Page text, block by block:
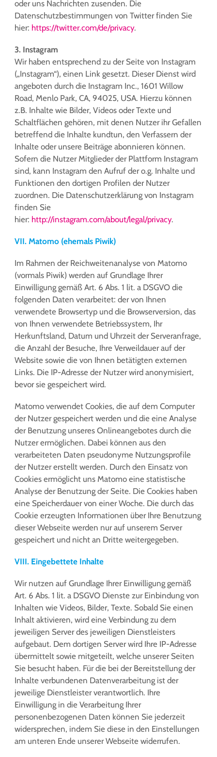
oder uns Nachrichten zusenden. Die
Datenschutzbestimmungen von Twitter finden Sie
hier: https://twitter.com/de/privacy.
3. Instagram
Wir haben entsprechend zu der Seite von Instagram
(„Instagram“), einen Link gesetzt. Dieser Dienst wird
angeboten durch die Instagram Inc., 1601 Willow
Road, Menlo Park, CA, 94025, USA. Hierzu können
z.B. Inhalte wie Bilder, Videos oder Texte und
Schaltflächen gehören, mit denen Nutzer ihr Gefallen
betreffend die Inhalte kundtun, den Verfassern der
Inhalte oder unsere Beiträge abonnieren können.
Sofern die Nutzer Mitglieder der Plattform Instagram
sind, kann Instagram den Aufruf der o.g. Inhalte und
Funktionen den dortigen Profilen der Nutzer
zuordnen. Die Datenschutzerklärung von Instagram
finden Sie
hier: http://instagram.com/about/legal/privacy.
VII. Matomo (ehemals Piwik)
Im Rahmen der Reichweitenanalyse von Matomo
(vormals Piwik) werden auf Grundlage Ihrer
Einwilligung gemäß Art. 6 Abs. 1 lit. a DSGVO die
folgenden Daten verarbeitet: der von Ihnen
verwendete Browsertyp und die Browserversion, das
von Ihnen verwendete Betriebssystem, Ihr
Herkunftsland, Datum und Uhrzeit der Serveranfrage,
die Anzahl der Besuche, Ihre Verweildauer auf der
Website sowie die von Ihnen betätigten externen
Links. Die IP-Adresse der Nutzer wird anonymisiert,
bevor sie gespeichert wird.
Matomo verwendet Cookies, die auf dem Computer
der Nutzer gespeichert werden und die eine Analyse
der Benutzung unseres Onlineangebotes durch die
Nutzer ermöglichen. Dabei können aus den
verarbeiteten Daten pseudonyme Nutzungsprofile
der Nutzer erstellt werden. Durch den Einsatz von
Cookies ermöglicht uns Matomo eine statistische
Analyse der Benutzung der Seite. Die Cookies haben
eine Speicherdauer von einer Woche. Die durch das
Cookie erzeugten Informationen über Ihre Benutzung
dieser Webseite werden nur auf unserem Server
gespeichert und nicht an Dritte weitergegeben.
VIII. Eingebettete Inhalte
Wir nutzen auf Grundlage Ihrer Einwilligung gemäß
Art. 6 Abs. 1 lit. a DSGVO Dienste zur Einbindung von
Inhalten wie Videos, Bilder, Texte. Sobald Sie einen
Inhalt aktivieren, wird eine Verbindung zu dem
jeweiligen Server des jeweiligen Dienstleisters
aufgebaut. Dem dortigen Server wird Ihre IP-Adresse
übermittelt sowie mitgeteilt, welche unserer Seiten
Sie besucht haben. Für die bei der Bereitstellung der
Inhalte verbundenen Datenverarbeitung ist der
jeweilige Dienstleister verantwortlich. Ihre
Einwilligung in die Verarbeitung Ihrer
personenbezogenen Daten können Sie jederzeit
widersprechen, indem Sie diese in den Einstellungen
am unteren Ende unserer Webseite widerrufen.